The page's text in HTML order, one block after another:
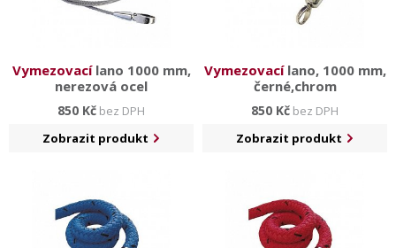
Vymezovacílano 1000 mm,
nerezová ocel
850 Kč bez DPH
Zobrazit produkt
Vymezovacílano, 1000 mm,
černé,chrom
850 Kč bez DPH
Zobrazit produkt